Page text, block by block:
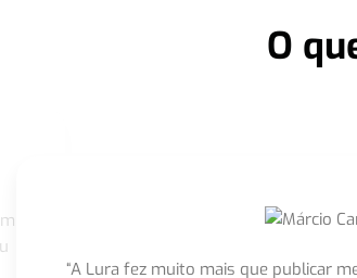
O
“A Lura fez muito mais que publicar